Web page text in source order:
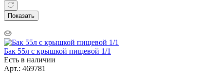
Показать
Бак 55л с крышкой пищевой 1/1
Есть в наличии
Арт.: 469781